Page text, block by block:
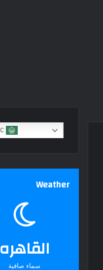
Arabic
Weather
القاهره
سماء صافية